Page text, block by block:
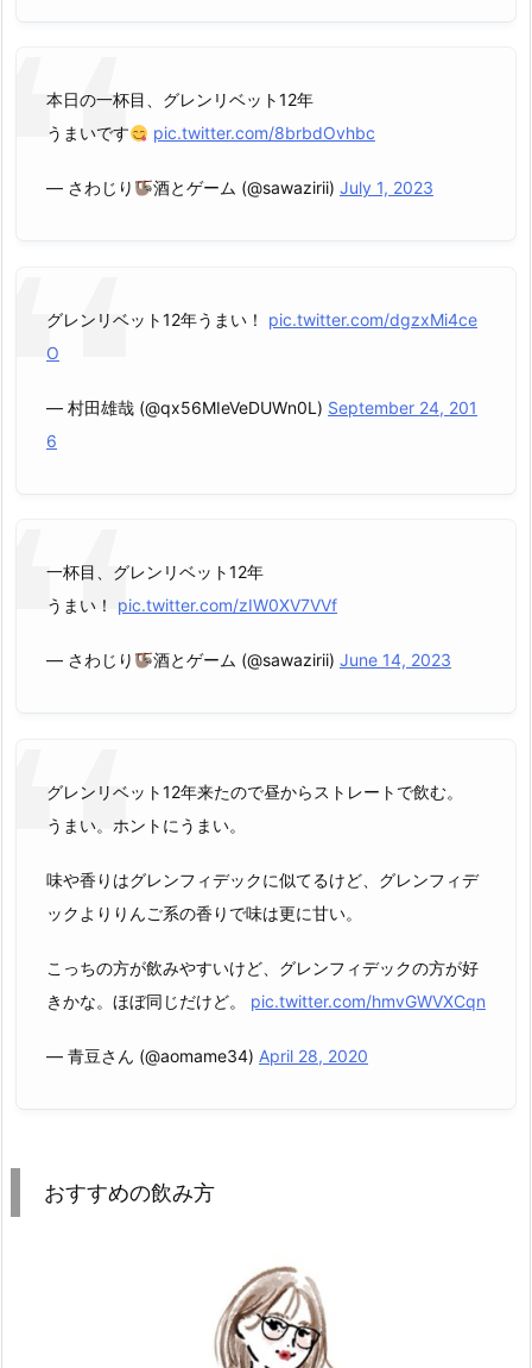
本日の一杯目、グレンリベット12年
うまいです
pic.twitter.com/8brbdOvhbc
— さわじり 酒とゲーム (@sawazirii) July 1, 2023
グレンリベット12年うまい！ pic.twitter.com/dgzxMi4ce
O
— 村田雄哉 (@qx56MIeVeDUWn0L) September 24, 201
6
一杯目、グレンリベット12年
うまい！ pic.twitter.com/zIW0XV7VVf
— さわじり 酒とゲーム (@sawazirii) June 14, 2023
グレンリベット12年来たので昼からストレートで飲む。
うまい。ホントにうまい。
味や香りはグレンフィデックに似てるけど、グレンフィデ
ックよりりんご系の香りで味は更に甘い。
こっちの方が飲みやすいけど、グレンフィデックの方が好
きかな。ほぼ同じだけど。 pic.twitter.com/hmvGWVXCqn
— 青豆さん (@aomame34) April 28, 2020
おすすめの飲み方